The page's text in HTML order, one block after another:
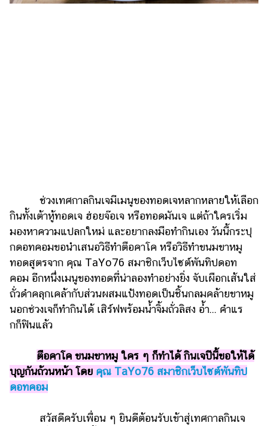
ไตล์
อาหาร
ง่ายๆ
ช้อป
ปิ้ง
รถยนต์
บ้าน
และ
ตกแต่ง
มือ
ถือ
ช่วงเทศกาลกินเจมีเมนูของทอดเจหลากหลายให้เลือก
กินทั้งเต้าหู้ทอดเจ ฮ่อยจ๊อเจ หรือทอดมันเจ แต่ถ้าใครเริ่ม
มองหาความแปลกใหม่ และอยากลงมือทำกินเอง วันนี้กระปุ
กดอทคอมขอนำเสนอวิธีทำตือคาโค หรือวิธีทำขนมขาหมู
ทอดสูตรจาก คุณ TaYo76 สมาชิกเว็บไซต์พันทิปดอท
คอม อีกหนึ่งเมนูของทอดที่น่าลองทำอย่างยิ่ง จับเผือกเส้นใส่
ถั่วดำคลุกเคล้ากับส่วนผสมแป้งทอดเป็นชิ้นกลมคล้ายขาหมู
นอกช่วงเจก็ทำกินได้ เสิร์ฟพร้อมน้ำจิ้มถั่วลิสง อ้ำ... คำแร
กก็ฟินแล้ว
ตือคาโค ขนมขาหมู ใคร ๆ ก็ทำได้ กินเจปีนี้ขอให้ได้
บุญกันถ้วนหน้า โดย คุณ TaYo76 สมาชิกเว็บไซต์พันทิป
ดอทคอม
สวัสดีครับเพื่อน ๆ ยินดีต้อนรับเข้าสู่เทศกาลกินเจ